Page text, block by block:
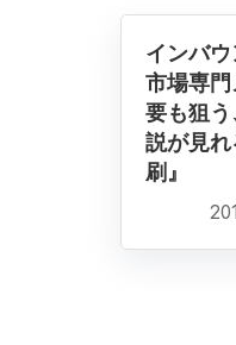
インバ
市場専
要も狙
説が見
刷』